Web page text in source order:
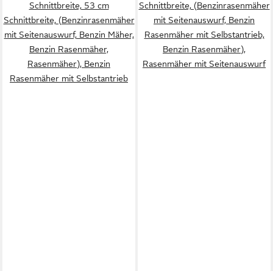
Schnittbreite, 53 cm
Schnittbreite, (Benzinrasenmäher
mit Seitenauswurf, Benzin Mäher,
Benzin Rasenmäher,
Rasenmäher), Benzin
Rasenmäher mit Selbstantrieb
Schnittbreite, (Benzinrasenmäher
mit Seitenauswurf, Benzin
Rasenmäher mit Selbstantrieb,
Benzin Rasenmäher),
Rasenmäher mit Seitenauswurf